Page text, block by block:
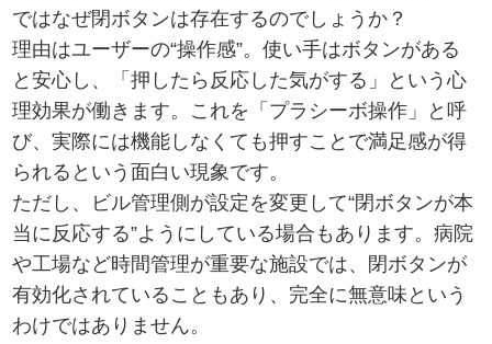
ではなぜ閉ボタンは存在するのでしょうか？
理由はユーザーの“操作感”。使い手はボタンがある
と安心し、「押したら反応した気がする」という心
理効果が働きます。これを「プラシーボ操作」と呼
び、実際には機能しなくても押すことで満足感が得
られるという面白い現象です。
ただし、ビル管理側が設定を変更して“閉ボタンが本
当に反応する”ようにしている場合もあります。病院
や工場など時間管理が重要な施設では、閉ボタンが
有効化されていることもあり、完全に無意味という
わけではありません。